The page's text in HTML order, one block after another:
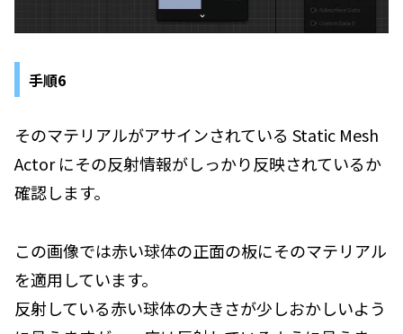
手順6
そのマテリアルがアサインされている Static Mesh
Actor にその反射情報がしっかり反映されているか
確認します。
この画像では赤い球体の正面の板にそのマテリアル
を適用しています。
反射している赤い球体の大きさが少しおかしいよう